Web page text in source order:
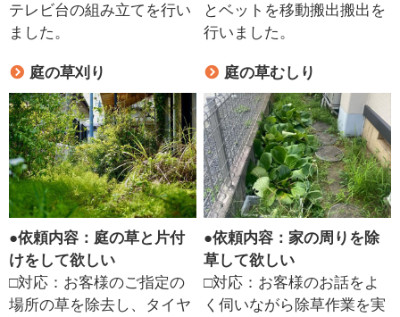
テレビ台の組み立てを行い
ました。
とベットを移動搬出搬出を
行いました。
庭の草刈り
●依頼内容：庭の草と片付
けをして欲しい
□対応：お客様のご指定の
場所の草を除去し、タイヤ
庭の草むしり
●依頼内容：家の周りを除
草して欲しい
□対応：お客様のお話をよ
く伺いながら除草作業を実